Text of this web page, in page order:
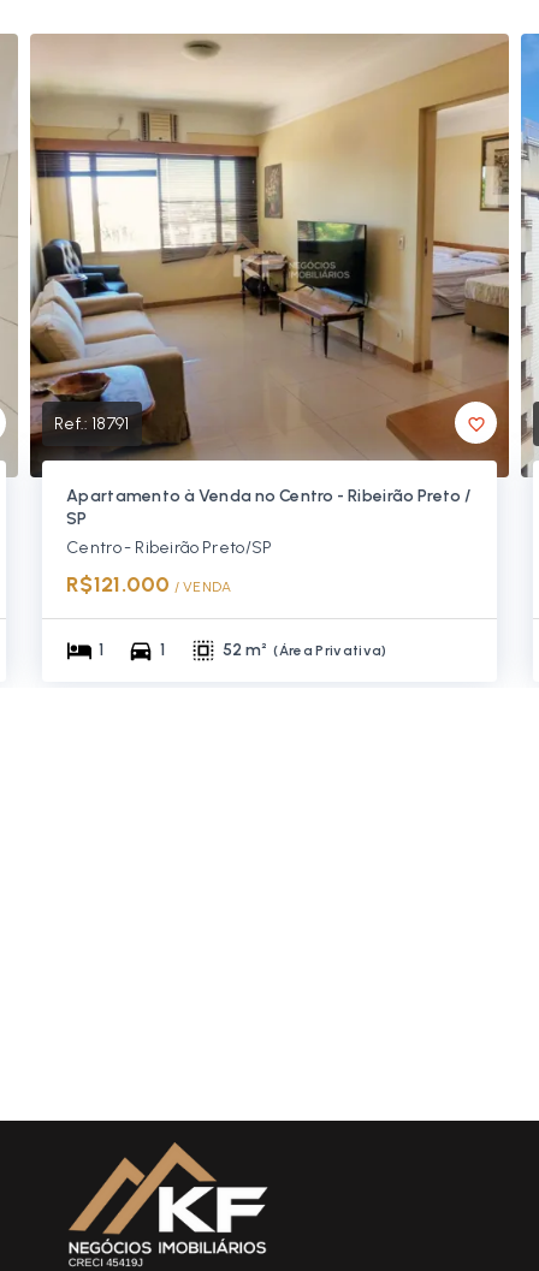
Ref.: 18791
Apartamento à Venda no Centro - Ribeirão Preto /
SP
Centro - Ribeirão Preto/SP
R$121.000 / VENDA
1 1 52 m² (Área Privativa)